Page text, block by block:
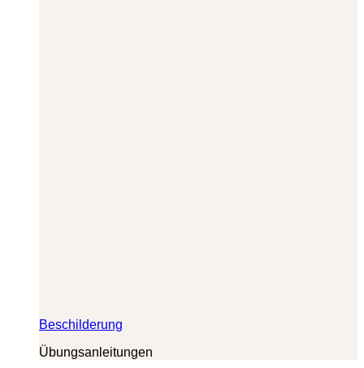
Beschilderung
Übungsanleitungen